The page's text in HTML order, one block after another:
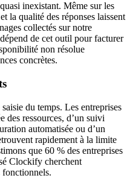
inexistant. Même sur les
la qualité des réponses laissent
collectés sur notre
de cet outil pour facturer
non résolue
concrètes.
du temps. Les entreprises
des ressources, d’un suivi
automatisée ou d’un
rapidement à la limite
que 60 % des entreprises
Clockify cherchent
fonctionnels.